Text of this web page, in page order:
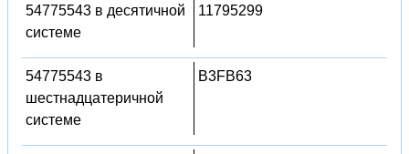
54775543 в десятичной
системе
11795299
54775543 в
шестнадцатеричной
системе
B3FB63